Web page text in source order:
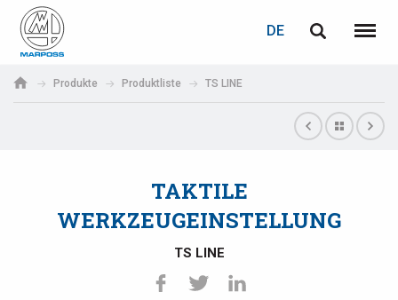
S.p.A.
DE
Menü
Produkte Produktliste TS LINE
TAKTILE
WERKZEUGEINSTELLUNG
TS LINE
Deutsch
Español
日本語 (Japanese)
中文 (Chinese)
LOGIN